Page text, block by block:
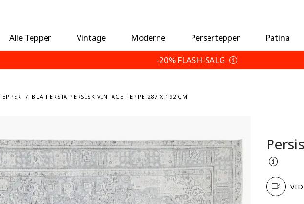
Alle Tepper Vintage Moderne Persertepper Patina
-20% FLASH-SALG
BLÅ PERSIA PERSISK VINTAGE TEPPE 287 X 192 CM